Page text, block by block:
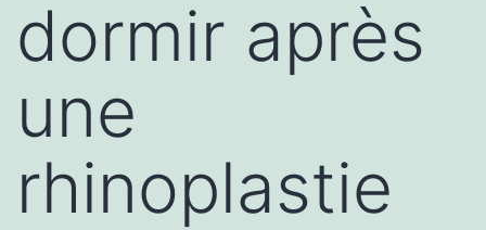
dormir après
une
rhinoplastie